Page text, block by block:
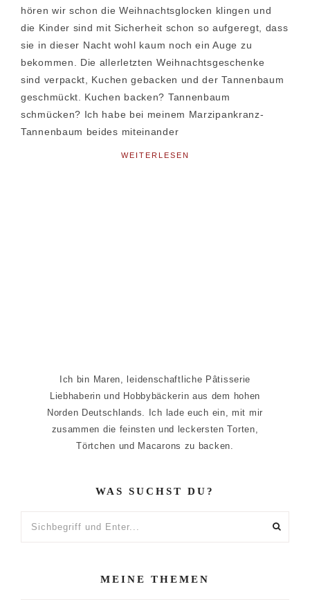
hören wir schon die Weihnachtsglocken klingen und
die Kinder sind mit Sicherheit schon so aufgeregt, dass
sie in dieser Nacht wohl kaum noch ein Auge zu
bekommen. Die allerletzten Weihnachtsgeschenke
sind verpackt, Kuchen gebacken und der Tannenbaum
geschmückt. Kuchen backen? Tannenbaum
schmücken? Ich habe bei meinem Marzipankranz-
Tannenbaum beides miteinander
WEITERLESEN
Ich bin Maren, leidenschaftliche Pâtisserie
Liebhaberin und Hobbybäckerin aus dem hohen
Norden Deutschlands. Ich lade euch ein, mit mir
zusammen die feinsten und leckersten Torten,
Törtchen und Macarons zu backen.
WAS SUCHST DU?
MEINE THEMEN